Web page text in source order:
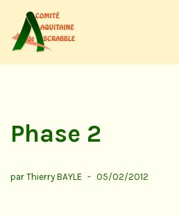
Aller
au
Phase 2
par Thierry BAYLE 05/02/2012